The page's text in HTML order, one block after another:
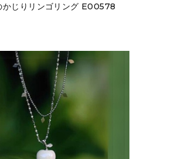
かじりリンゴリング E00578